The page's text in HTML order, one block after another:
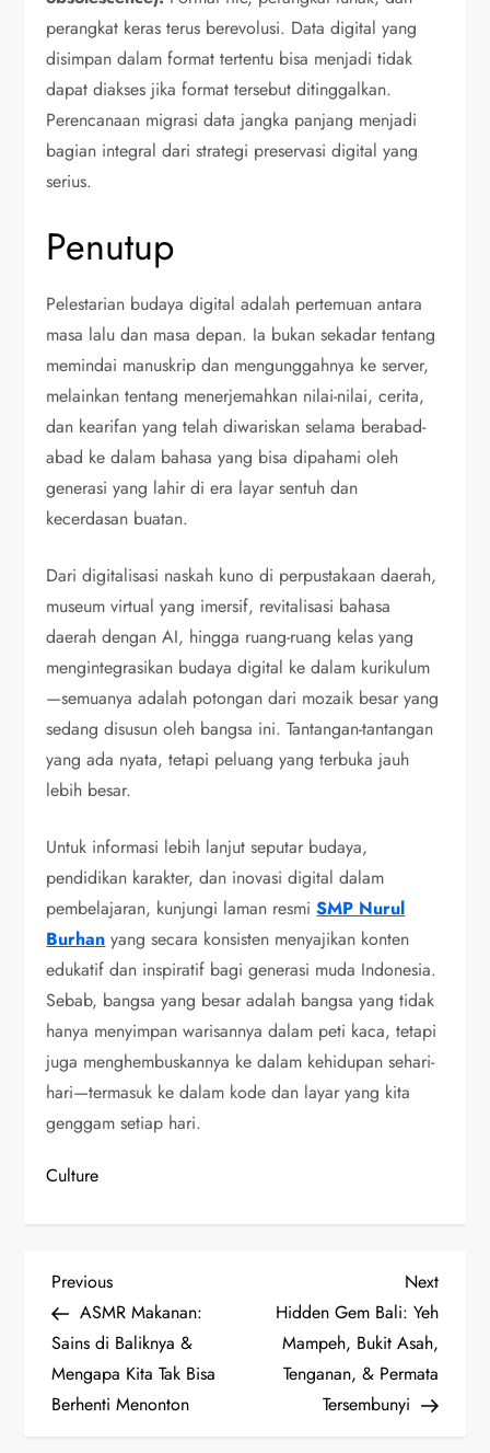
perangkat keras terus berevolusi. Data digital yang
disimpan dalam format tertentu bisa menjadi tidak
dapat diakses jika format tersebut ditinggalkan.
Perencanaan migrasi data jangka panjang menjadi
bagian integral dari strategi preservasi digital yang
serius.
Penutup
Pelestarian budaya digital adalah pertemuan antara
masa lalu dan masa depan. Ia bukan sekadar tentang
memindai manuskrip dan mengunggahnya ke server,
melainkan tentang menerjemahkan nilai-nilai, cerita,
dan kearifan yang telah diwariskan selama berabad-
abad ke dalam bahasa yang bisa dipahami oleh
generasi yang lahir di era layar sentuh dan
kecerdasan buatan.
Dari digitalisasi naskah kuno di perpustakaan daerah,
museum virtual yang imersif, revitalisasi bahasa
daerah dengan AI, hingga ruang-ruang kelas yang
mengintegrasikan budaya digital ke dalam kurikulum
—semuanya adalah potongan dari mozaik besar yang
sedang disusun oleh bangsa ini. Tantangan-tantangan
yang ada nyata, tetapi peluang yang terbuka jauh
lebih besar.
Untuk informasi lebih lanjut seputar budaya,
pendidikan karakter, dan inovasi digital dalam
pembelajaran, kunjungi laman resmiSMP Nurul
Burhan yang secara konsisten menyajikan konten
edukatif dan inspiratif bagi generasi muda Indonesia.
Sebab, bangsa yang besar adalah bangsa yang tidak
hanya menyimpan warisannya dalam peti kaca, tetapi
juga menghembuskannya ke dalam kehidupan sehari-
hari—termasuk ke dalam kode dan layar yang kita
genggam setiap hari.
Culture
P
o
s
Previous
Post
Previous
ASMR Makanan:
Sains di Baliknya &
Mengapa Kita Tak Bisa
Berhenti Menonton
Next
Post
Next
Hidden Gem Bali: Yeh
Mampeh, Bukit Asah,
Tenganan, & Permata
Tersembunyi